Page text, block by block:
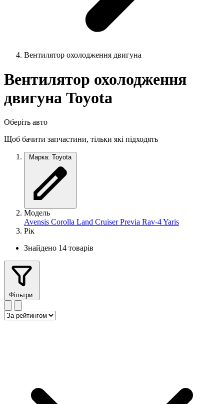
Вентилятор охолодження двигуна
Вентилятор охолодження
двигуна Toyota
Оберіть авто
Щоб бачити запчастини, тільки які підходять
Марка: Toyota
Модель
Avensis Corolla Land CruiserPrevia Rav-4Yaris
Рік
Знайдено 14 товарів
Фільтри